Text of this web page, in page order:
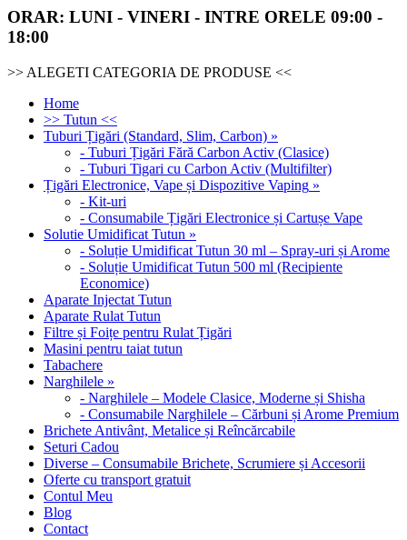
ORAR: LUNI - VINERI - INTRE ORELE 09:00 -
18:00
>> ALEGETI CATEGORIA DE PRODUSE <<
Home
>> Tutun <<
Tuburi Țigări (Standard, Slim, Carbon) »
- Tuburi Țigări Fără Carbon Activ (Clasice)
- Tuburi Tigari cu Carbon Activ (Multifilter)
Țigări Electronice, Vape și Dispozitive Vaping »
- Kit-uri
- Consumabile Țigări Electronice și Cartușe Vape
Solutie Umidificat Tutun »
- Soluție Umidificat Tutun 30 ml – Spray-uri și Arome
- Soluție Umidificat Tutun 500 ml (Recipiente
Economice)
Aparate Injectat Tutun
Aparate Rulat Tutun
Filtre și Foițe pentru Rulat Țigări
Masini pentru taiat tutun
Tabachere
Narghilele »
- Narghilele – Modele Clasice, Moderne și Shisha
- Consumabile Narghilele – Cărbuni și Arome Premium
Brichete Antivânt, Metalice și Reîncărcabile
Seturi Cadou
Diverse – Consumabile Brichete, Scrumiere și Accesorii
Oferte cu transport gratuit
Contul Meu
Blog
Contact